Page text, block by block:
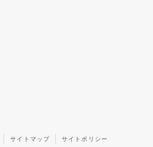
サイトマップ サイトポリシー